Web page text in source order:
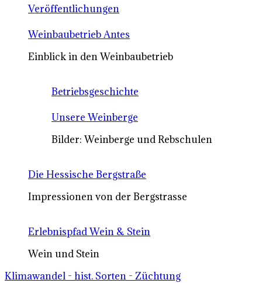
Veröffentlichungen
Weinbaubetrieb Antes
Einblick in den Weinbaubetrieb
Betriebsgeschichte
Unsere Weinberge
Bilder: Weinberge und Rebschulen
Die Hessische Bergstraße
Impressionen von der Bergstrasse
Erlebnispfad Wein & Stein
Wein und Stein
Klimawandel - hist. Sorten - Züchtung